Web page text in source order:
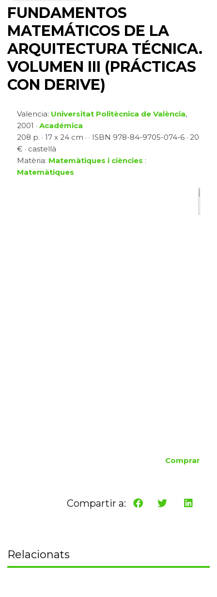
FUNDAMENTOS
MATEMÁTICOS DE LA
ARQUITECTURA TÉCNICA.
VOLUMEN III (PRÁCTICAS
CON DERIVE)
Valencia: Universitat Politècnica de València,
2001 · Académica
208 p. · 17 x 24 cm · · ISBN 978-84-9705-074-6 · 20
€ · castellà
Matèria: Matemàtiques i ciències :
Matemàtiques
Comprar
Compartir a:
Relacionats